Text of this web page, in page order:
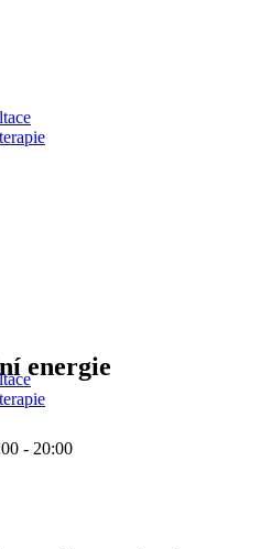
energie
- 20:00